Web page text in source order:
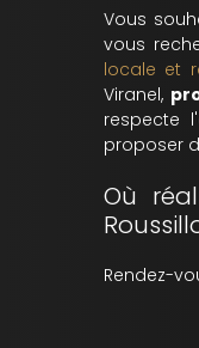
Vous
vous
locale et
Viranel,
respecte
proposer
Où
Rendez-